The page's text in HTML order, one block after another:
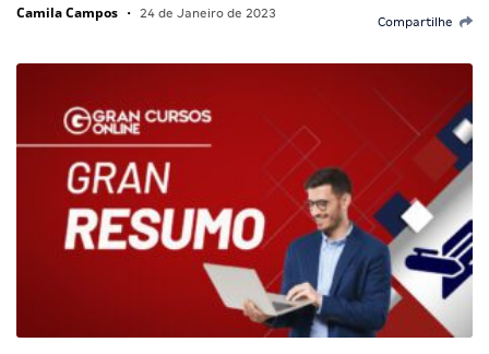
Camila Campos • 24 de Janeiro de 2023
Compartilhe